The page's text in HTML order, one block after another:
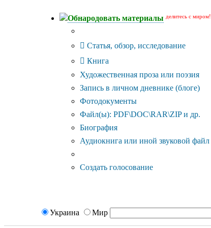
Обнародовать материалы делитесь с миром!
Статья, обзор, исследование
Книга
Художественная проза или поэзия
Запись в личном дневнике (блоге)
Фотодокументы
Файл(ы): PDF\DOC\RAR\ZIP и др.
Биография
Аудиокнига или иной звуковой файл
Создать голосование
Украина Мир